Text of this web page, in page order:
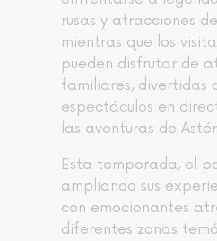
rusas y atracciones
mientras que los
pueden disfrutar de
familiares, divertidas
espectáculos en
las aventuras de
Esta temporada, el
ampliando sus
con emocionantes
diferentes zonas